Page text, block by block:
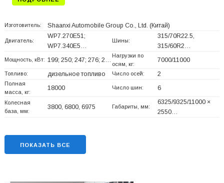
Изготовитель: Shaanxi Automobile Group Co., Ltd. (Китай)
Двигатель:
WP7.270E51;
WP7.340E5…
Шины:
315/70R22.5,
315/60R2…
Мощность, кВт: 199; 250; 247; 276; 2…
Нагрузки по
осям, кг:
7000/11000
Топливо: дизельное топливо Число осей: 2
Полная
масса, кг:
18000 Число шин: 6
Колесная
база, мм:
3800, 6800, 6975 Габариты, мм:
6325/9325/11000 ×
2550…
ПОКАЗАТЬ ВСЕ